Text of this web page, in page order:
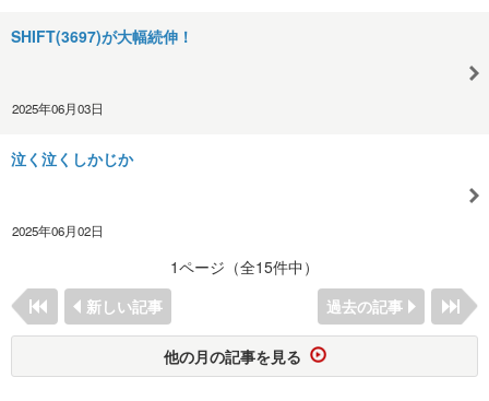
SHIFT(3697)が大幅続伸！
2025年06月03日
泣く泣くしかじか
2025年06月02日
1ページ（全15件中）
新しい記事
過去の記事
他の月の記事を見る